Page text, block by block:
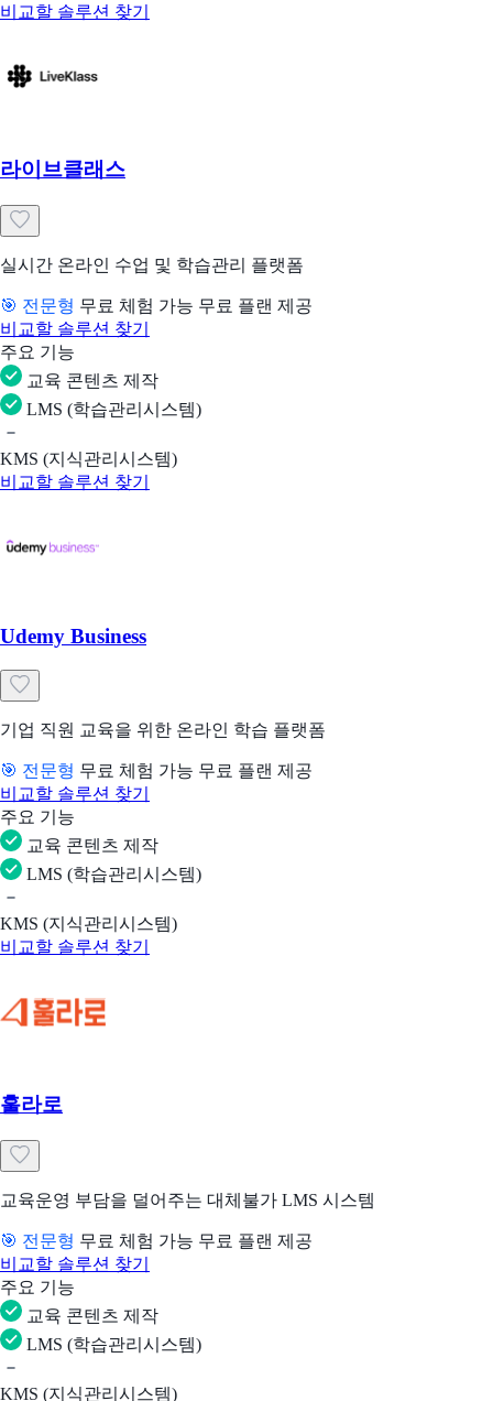
비교할 솔루션 찾기
라이브클래스
실시간 온라인 수업 및 학습관리 플랫폼
🎯 전문형 무료 체험 가능 무료 플랜 제공
비교할 솔루션 찾기
주요 기능
교육 콘텐츠 제작
LMS (학습관리시스템)
KMS (지식관리시스템)
비교할 솔루션 찾기
Udemy Business
기업 직원 교육을 위한 온라인 학습 플랫폼
🎯 전문형 무료 체험 가능 무료 플랜 제공
비교할 솔루션 찾기
주요 기능
교육 콘텐츠 제작
LMS (학습관리시스템)
KMS (지식관리시스템)
비교할 솔루션 찾기
훌라로
교육운영 부담을 덜어주는 대체불가 LMS 시스템
🎯 전문형 무료 체험 가능 무료 플랜 제공
비교할 솔루션 찾기
주요 기능
교육 콘텐츠 제작
LMS (학습관리시스템)
KMS (지식관리시스템)